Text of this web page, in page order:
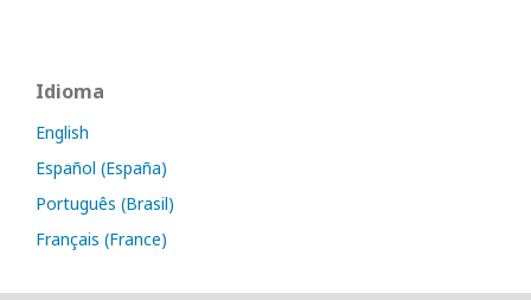
Idioma
English
Español (España)
Português (Brasil)
Français (France)